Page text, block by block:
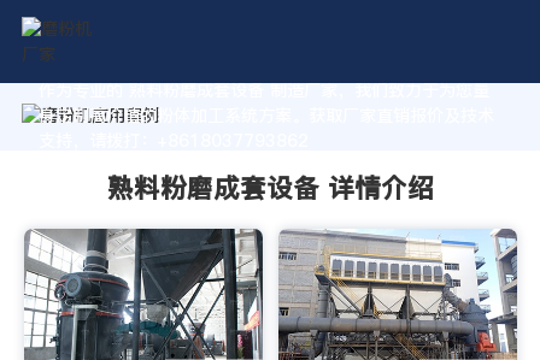
作为专业的 熟料粉磨成套设备 制造厂家，我们致力于为您量
身定制高价值的粉体加工系统方案。获取厂家直销报价及技术
熟料粉磨成套设备 详情介绍